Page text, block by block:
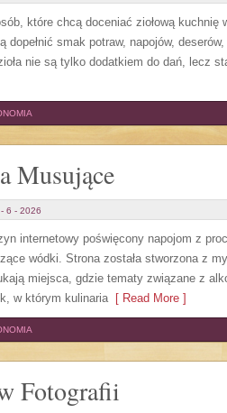
które chcą doceniać ziołową
dopełnić smak potraw, napojów,
nie są tylko dodatkiem do dań, lecz
Musujące
6 - 2026
internetowy poświęcony napojom z
wódki. Strona została stworzona z
miejsca, gdzie tematy związane z
w którym kulinaria[ Read More ]
Fotografii